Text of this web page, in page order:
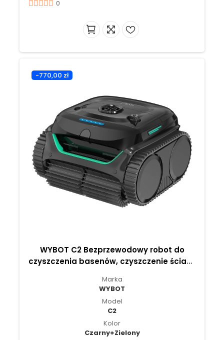
0
-770,00 zł
WYBOT C2 Bezprzewodowy robot do
czyszczenia basenów, czyszczenie ścian i
Marka
WYBOT
Model
C2
Kolor
Czarny+Zielony